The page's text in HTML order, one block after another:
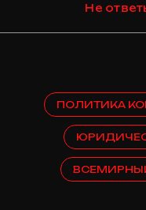
Не
ПОЛИТИКА